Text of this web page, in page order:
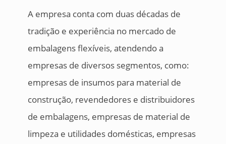
A empresa conta com duas décadas de
tradição e experiência no mercado de
embalagens flexíveis, atendendo a
empresas de diversos segmentos, como:
empresas de insumos para material de
construção, revendedores e distribuidores
de embalagens, empresas de material de
limpeza e utilidades domésticas, empresas